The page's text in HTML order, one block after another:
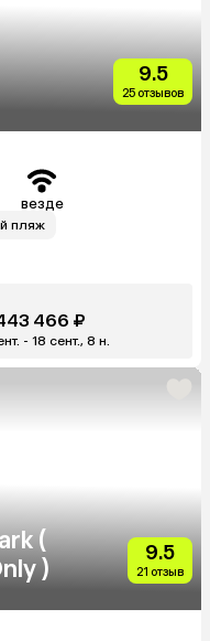
9.5
25 отзывов
везде
пляж
466 ₽
- 18 сент., 8 н.
(
)
9.5
21 отзыв